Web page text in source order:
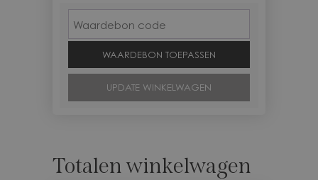
WAARDEBON TOEPASSEN
UPDATE WINKELWAGEN
Totalen winkelwagen